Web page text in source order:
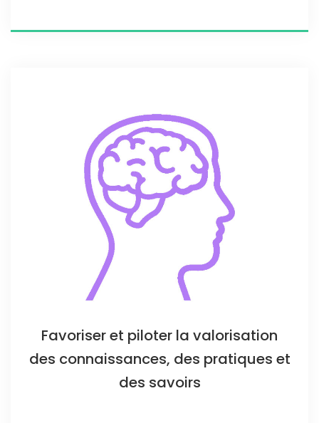
Favoriser et piloter la valorisation
des connaissances, des pratiques et
des savoirs